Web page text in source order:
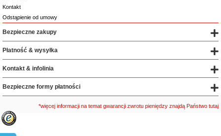
Kontakt
Odstąpienie od umowy
Bezpieczne zakupy
Płatność & wysyłka
Kontakt & infolinia
Bezpieczne formy płatności
*więcej informacji na temat gwarancji zwrotu pieniędzy znajdą Państwo tutaj